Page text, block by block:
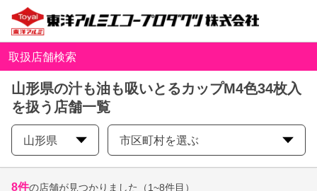
取扱店舗検索
山形県の汁も油も吸いとるカップM4色34枚入
を扱う店舗一覧
山形県 市区町村を選ぶ
8件の店舗が見つかりました （1~8件目）